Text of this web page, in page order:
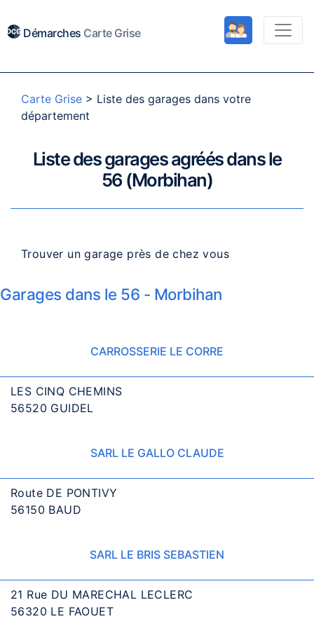
Démarches Carte Grise
Carte Grise > Liste des garages dans votre
département
Liste des garages agréés dans le
56 (Morbihan)
Trouver un garage près de chez vous
Garages dans le 56 - Morbihan
CARROSSERIE LE CORRE
LES CINQ CHEMINS
56520 GUIDEL
SARL LE GALLO CLAUDE
Route DE PONTIVY
56150 BAUD
SARL LE BRIS SEBASTIEN
21 Rue DU MARECHAL LECLERC
56320 LE FAOUET